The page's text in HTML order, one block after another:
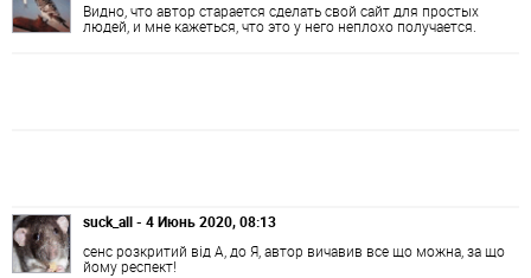
Видно, что автор старается сделать свой сайт для простых
людей, и мне кажеться, что это у него неплохо получается.
suck_all - 4 Июнь 2020, 08:13
сенс розкритий від А, до Я, автор вичавив все що можна, за що
йому респект!